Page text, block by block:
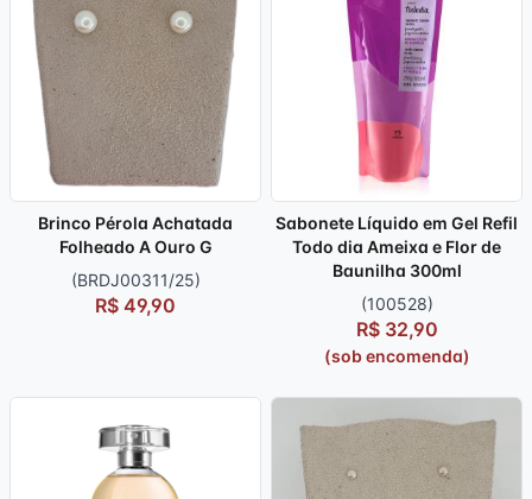
Brinco Pérola Achatada
Folheado A Ouro G
(BRDJ00311/25)
R$ 49,90
Sabonete Líquido em Gel Refil
Todo dia Ameixa e Flor de
Baunilha 300ml
(100528)
R$ 32,90
(sob encomenda)